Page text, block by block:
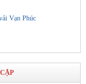
Vạn Phúc